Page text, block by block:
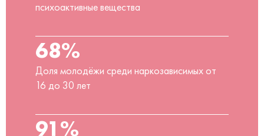
психоактивные вещества
68%
Доля молодёжи среди наркозависимых от
16 до 30 лет
91%